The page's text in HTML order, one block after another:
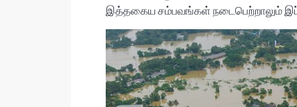
இத்தகைய சம்பவங்கள் நடைபெற்றாலும்